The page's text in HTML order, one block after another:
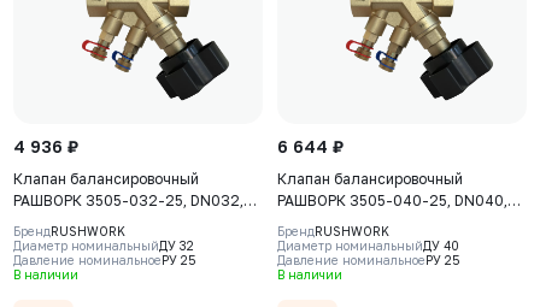
4 936 ₽
Клапан балансировочный
РАШВОРК 3505-032-25, DN032,
PN25, корпус - CW617N, клапан -
CW617N, уплотнение - PTFE, ВР/
ВР, BSPP
БрендRUSHWORK
Диаметр номинальныйДУ 32
Давление номинальноеРУ 25
В наличии
6 644 ₽
Клапан балансировочный
РАШВОРК 3505-040-25, DN040,
PN25, корпус - CW617N, клапан -
CW617N, уплотнение - PTFE, ВР/
ВР, BSPP
БрендRUSHWORK
Диаметр номинальныйДУ 40
Давление номинальноеРУ 25
В наличии